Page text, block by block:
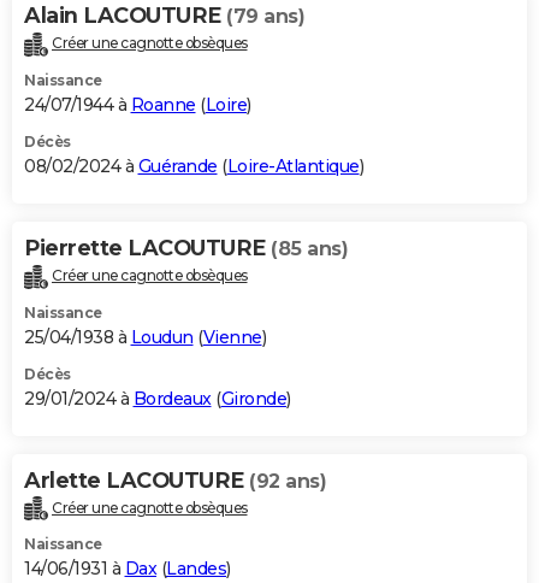
Alain LACOUTURE (79 ans)
Créer une cagnotte obsèques
Naissance
24/07/1944 à Roanne (Loire)
Décès
08/02/2024 à Guérande (Loire-Atlantique)
Pierrette LACOUTURE (85 ans)
Créer une cagnotte obsèques
Naissance
25/04/1938 à Loudun (Vienne)
Décès
29/01/2024 à Bordeaux (Gironde)
Arlette LACOUTURE (92 ans)
Créer une cagnotte obsèques
Naissance
14/06/1931 à Dax(Landes)